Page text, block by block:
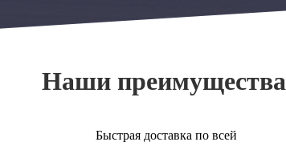
Наши преимущества
Быстрая доставка по всей